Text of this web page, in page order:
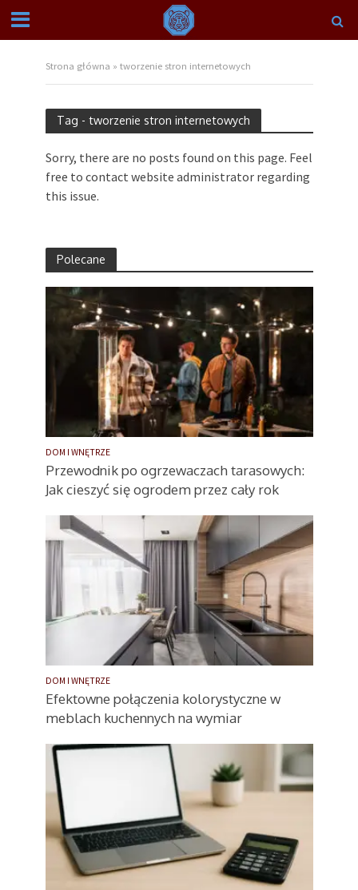
Strona główna » tworzenie stron internetowych
Tag - tworzenie stron internetowych
Sorry, there are no posts found on this page. Feel
free to contact website administrator regarding
this issue.
Polecane
DOM I WNĘTRZE
Przewodnik po ogrzewaczach tarasowych:
Jak cieszyć się ogrodem przez cały rok
DOM I WNĘTRZE
Efektowne połączenia kolorystyczne w
meblach kuchennych na wymiar